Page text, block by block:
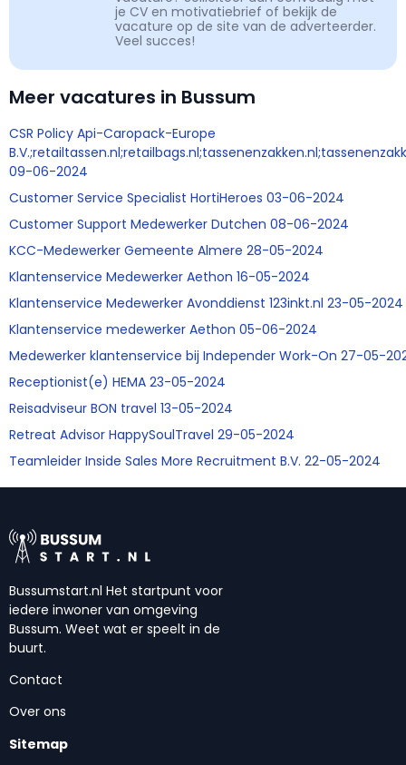
je CV en motivatiebrief of bekijk de
vacature op de site van de adverteerder.
Veel succes!
Meer vacatures in Bussum
CSR Policy Api-Caropack-Europe
09-06-2024
Customer Service Specialist HortiHeroes 03-06-2024
Customer Support Medewerker Dutchen 08-06-2024
KCC-Medewerker Gemeente Almere 28-05-2024
Klantenservice Medewerker Aethon 16-05-2024
Klantenservice Medewerker Avonddienst 123inkt.nl 23-05-2024
Klantenservice medewerker Aethon 05-06-2024
Medewerker klantenservice bij Independer Work-On 27-05-
Receptionist(e) HEMA 23-05-2024
Reisadviseur BON travel 13-05-2024
Retreat Advisor HappySoulTravel 29-05-2024
Teamleider Inside Sales More Recruitment B.V. 22-05-2024
Bussumstart.nl Het startpunt voor
iedere inwoner van omgeving
Bussum. Weet wat er speelt in de
buurt.
Contact
Over ons
Sitemap